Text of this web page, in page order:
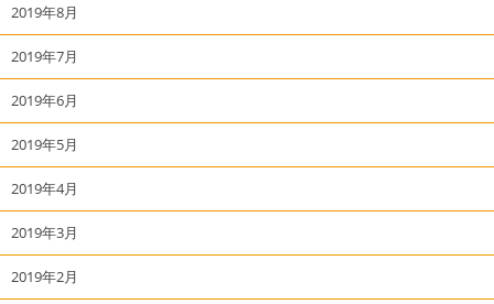
2019年8月
2019年7月
2019年6月
2019年5月
2019年4月
2019年3月
2019年2月